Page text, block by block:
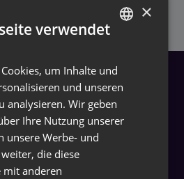
ENGLISH
×
verwendet
um Inhalte und
und unseren
analysieren. Wir geben
Ihre Nutzung unserer
unsere Werbe- und
die diese
mit anderen